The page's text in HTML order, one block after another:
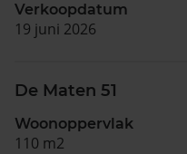
Verkoopdatum
19 juni 2026
De Maten 51
Woonoppervlak
110 m2